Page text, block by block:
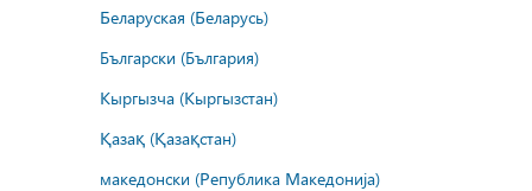
Беларуская (Беларусь)
Български (България)
Кыргызча (Кыргызстан)
Қазақ (Қазақстан)
македонски (Република Македонија)